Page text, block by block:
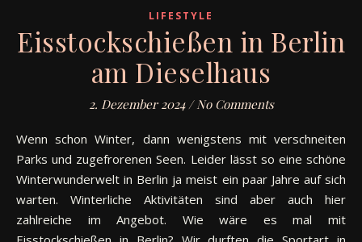
LIFESTYLE
Eisstockschießen in Berlin
am Dieselhaus
2. Dezember 2024 / No Comments
Wenn schon Winter, dann wenigstens mit verschneiten
Parks und zugefrorenen Seen. Leider lässt so eine schöne
Winterwunderwelt in Berlin ja meist ein paar Jahre auf sich
warten. Winterliche Aktivitäten sind aber auch hier
zahlreiche im Angebot. Wie wäre es mal mit